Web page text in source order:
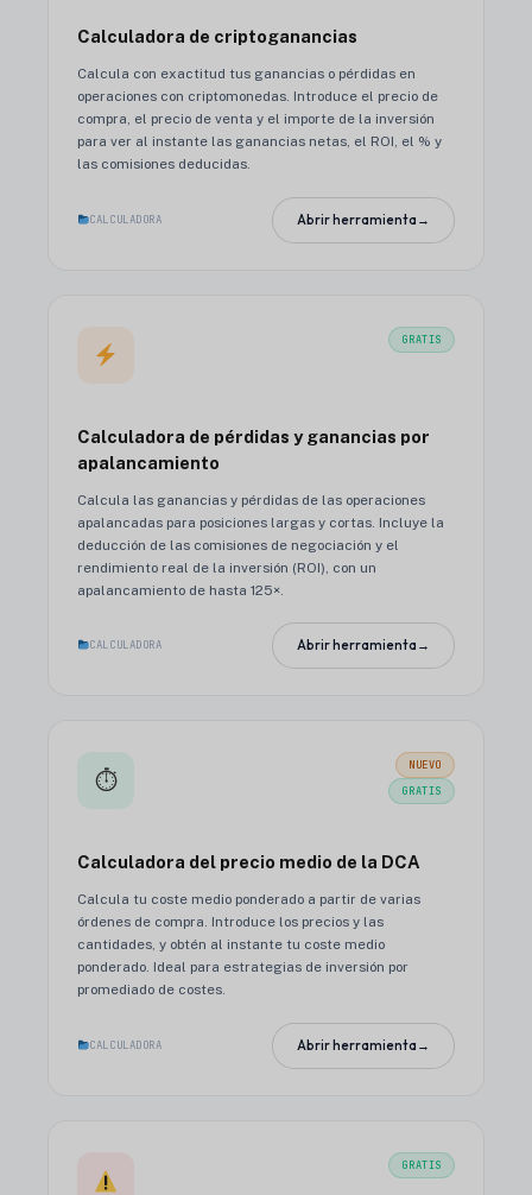
Calculadora de criptoganancias
Calcula con exactitud tus ganancias o pérdidas en
operaciones con criptomonedas. Introduce el precio de
compra, el precio de venta y el importe de la inversión
para ver al instante las ganancias netas, el ROI, el % y
las comisiones deducidas.
CALCULADORA Abrir herramienta →
GRATIS
Calculadora de pérdidas y ganancias por
apalancamiento
Calcula las ganancias y pérdidas de las operaciones
apalancadas para posiciones largas y cortas. Incluye la
deducción de las comisiones de negociación y el
rendimiento real de la inversión (ROI), con un
apalancamiento de hasta 125×.
CALCULADORA Abrir herramienta →
⏱
NUEVO
GRATIS
Calculadora del precio medio de la DCA
Calcula tu coste medio ponderado a partir de varias
órdenes de compra. Introduce los precios y las
cantidades, y obtén al instante tu coste medio
ponderado. Ideal para estrategias de inversión por
promediado de costes.
CALCULADORA Abrir herramienta →
GRATIS